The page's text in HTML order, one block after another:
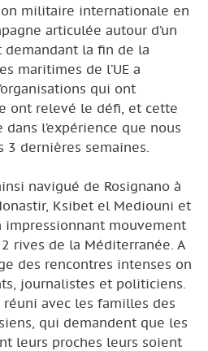
militaire internationale en
articulée autour d’un
la fin de la
maritimes de l’UE a
qui ont
ont relevé le défi, et cette
dans l’expérience que nous
3 dernières semaines.
navigué de Rosignano à
Ksibet el Mediouni et
impressionnant mouvement
rives de la Méditerranée. A
des rencontres intenses on
journalistes et politiciens.
réuni avec les familles des
qui demandent que les
leurs proches leurs soient